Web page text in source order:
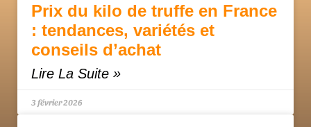
Prix du kilo de truffe en France
: tendances, variétés et
conseils d’achat
Lire La Suite »
3 février 2026